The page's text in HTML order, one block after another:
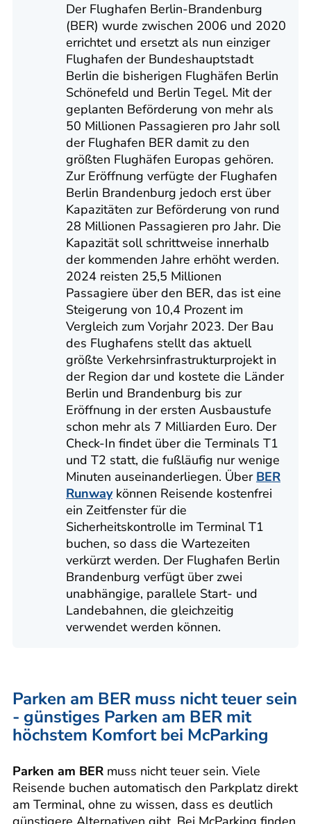
Der Flughafen Berlin-Brandenburg
(BER) wurde zwischen 2006 und 2020
errichtet und ersetzt als nun einziger
Flughafen der Bundeshauptstadt
Berlin die bisherigen Flughäfen Berlin
Schönefeld und Berlin Tegel. Mit der
geplanten Beförderung von mehr als
50 Millionen Passagieren pro Jahr soll
der Flughafen BER damit zu den
größten Flughäfen Europas gehören.
Zur Eröffnung verfügte der Flughafen
Berlin Brandenburg jedoch erst über
Kapazitäten zur Beförderung von rund
28 Millionen Passagieren pro Jahr. Die
Kapazität soll schrittweise innerhalb
der kommenden Jahre erhöht werden.
2024 reisten 25,5 Millionen
Passagiere über den BER, das ist eine
Steigerung von 10,4 Prozent im
Vergleich zum Vorjahr 2023. Der Bau
des Flughafens stellt das aktuell
größte Verkehrsinfrastrukturprojekt in
der Region dar und kostete die Länder
Berlin und Brandenburg bis zur
Eröffnung in der ersten Ausbaustufe
schon mehr als 7 Milliarden Euro. Der
Check-In findet über die Terminals T1
und T2 statt, die fußläufig nur wenige
Minuten auseinanderliegen. Über BER
Runwaykönnen Reisende kostenfrei
ein Zeitfenster für die
Sicherheitskontrolle im Terminal T1
buchen, so dass die Wartezeiten
verkürzt werden. Der Flughafen Berlin
Brandenburg verfügt über zwei
unabhängige, parallele Start- und
Landebahnen, die gleichzeitig
verwendet werden können.
Parken am BER muss nicht teuer sein
- günstiges Parken am BER mit
höchstem Komfort bei McParking
Parken am BER muss nicht teuer sein. Viele
Reisende buchen automatisch den Parkplatz direkt
am Terminal, ohne zu wissen, dass es deutlich